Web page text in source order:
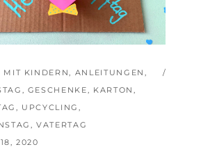
MIT KINDERN, ANLEITUNGEN ,
, GESCHENKE, KARTON ,
, UPCYCLING,
,VATERTAG
2020